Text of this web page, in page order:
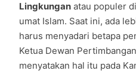
Lingkungan atau populer
umat Islam. Saat ini, ada
harus menyadari betapa
Ketua Dewan
menyatakan hal itu pada